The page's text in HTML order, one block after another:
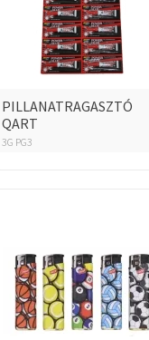
PILLANATRAGASZTÓ
QART
3G PG3